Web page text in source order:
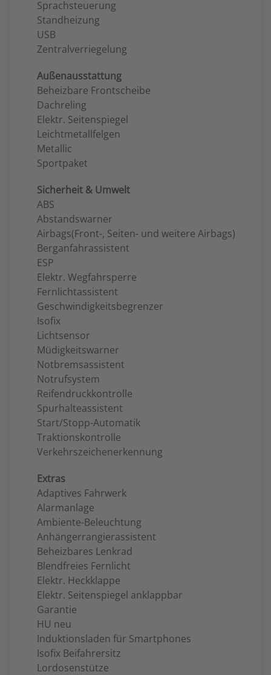
Sprachsteuerung
Standheizung
USB
Zentralverriegelung
Außenausstattung
Beheizbare Frontscheibe
Dachreling
Elektr. Seitenspiegel
Leichtmetallfelgen
Metallic
Sportpaket
Sicherheit & Umwelt
ABS
Abstandswarner
Airbags(Front-, Seiten- und weitere Airbags)
Berganfahrassistent
ESP
Elektr. Wegfahrsperre
Fernlichtassistent
Geschwindigkeitsbegrenzer
Isofix
Lichtsensor
Müdigkeitswarner
Notbremsassistent
Notrufsystem
Reifendruckkontrolle
Spurhalteassistent
Start/Stopp-Automatik
Traktionskontrolle
Verkehrszeichenerkennung
Extras
Adaptives Fahrwerk
Alarmanlage
Ambiente-Beleuchtung
Anhängerrangierassistent
Beheizbares Lenkrad
Blendfreies Fernlicht
Elektr. Heckklappe
Elektr. Seitenspiegel anklappbar
Garantie
HU neu
Induktionsladen für Smartphones
Isofix Beifahrersitz
Lordosenstütze